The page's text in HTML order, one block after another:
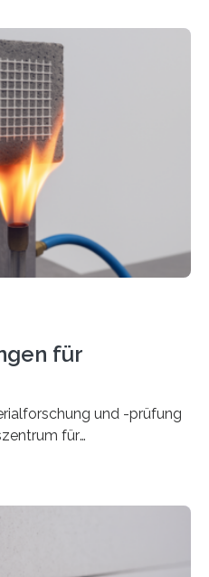
für
und -prüfung
für
Forschungsprojekt
dieses innovativen
Bauen zu leisten.